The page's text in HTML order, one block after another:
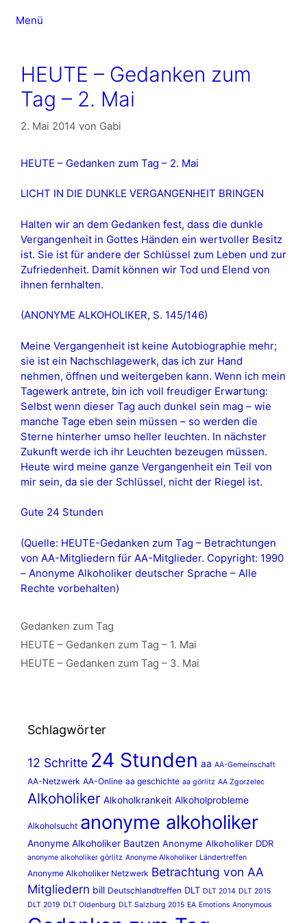
InhaltMenü
HEUTE – Gedanken zum
Tag – 2. Mai
2. Mai 2014 von Gabi
HEUTE – Gedanken zum Tag – 2. Mai
LICHT IN DIE DUNKLE VERGANGENHEIT BRINGEN
Halten wir an dem Gedanken fest, dass die dunkle
Vergangenheit in Gottes Händen ein wertvoller Besitz
ist. Sie ist für andere der Schlüssel zum Leben und zur
Zufriedenheit. Damit können wir Tod und Elend von
ihnen fernhalten.
(ANONYME ALKOHOLIKER, S. 145/146)
Meine Vergangenheit ist keine Autobiographie mehr;
sie ist ein Nachschlagewerk, das ich zur Hand
nehmen, öffnen und weitergeben kann. Wenn ich mein
Tagewerk antrete, bin ich voll freudiger Erwartung:
Selbst wenn dieser Tag auch dunkel sein mag – wie
manche Tage eben sein müssen – so werden die
Sterne hinterher umso heller leuchten. In nächster
Zukunft werde ich ihr Leuchten bezeugen müssen.
Heute wird meine ganze Vergangenheit ein Teil von
mir sein, da sie der Schlüssel, nicht der Riegel ist.
Gute 24 Stunden
(Quelle: HEUTE-Gedanken zum Tag – Betrachtungen
von AA-Mitgliedern für AA-Mitglieder. Copyright: 1990
– Anonyme Alkoholiker deutscher Sprache – Alle
Rechte vorbehalten)
Kategorien
Gedanken zum Tag
HEUTE – Gedanken zum Tag – 1. Mai
HEUTE – Gedanken zum Tag – 3. Mai
Schlagwörter
12 Schritte 24 Stunden aa AA-Gemeinschaft
AA-Netzwerk AA-Online aa geschichte aa görlitz AA Zgorzelec
Alkoholiker Alkoholkrankeit Alkoholprobleme
Alkoholsucht anonyme alkoholiker
Anonyme Alkoholiker Bautzen Anonyme Alkoholiker DDR
anonyme alkoholiker görlitz Anonyme Alkoholiker Ländertreffen
Anonyme Alkoholiker Netzwerk Betrachtung von AA
Mitgliedern bill Deutschlandtreffen DLT DLT 2014 DLT 2015
DLT 2019 DLT Oldenburg DLT Salzburg 2015 EA Emotions Anonymous